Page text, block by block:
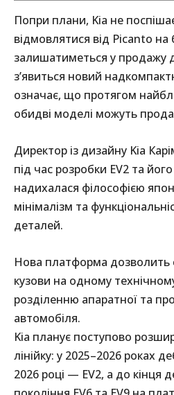
Попри плани, Kia не
відмовлятися від Picanto на
залишатиметься у продажу
з’явиться новий
означає, що протягом
обидві моделі можуть
Директор із дизайну Kia
під час розробки EV2 та
надихалася філософією
мінімалізм та
деталей.
Нова платформа дозволить
кузови на одному
розділенню апаратної та
автомобіля.
Kia планує поступово
лінійку: у 2025–2026 роках
2026 році — EV2, а до кінця